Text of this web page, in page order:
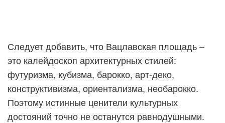
Следует добавить, что Вацлавская площадь –
это калейдоскоп архитектурных стилей:
футуризма, кубизма, барокко, арт-деко,
конструктивизма, ориентализма, необарокко.
Поэтому истинные ценители культурных
достояний точно не останутся равнодушными.